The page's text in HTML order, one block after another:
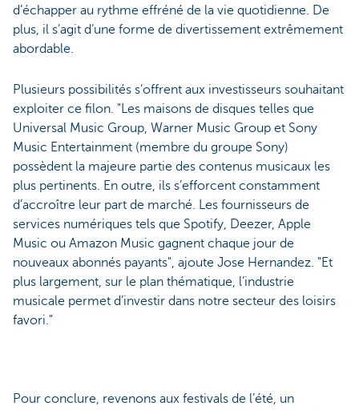
d’échapper au rythme effréné de la vie quotidienne. De
plus, il s’agit d’une forme de divertissement extrêmement
abordable.
Plusieurs possibilités s’offrent aux investisseurs souhaitant
exploiter ce filon. "Les maisons de disques telles que
Universal Music Group, Warner Music Group et Sony
Music Entertainment (membre du groupe Sony)
possèdent la majeure partie des contenus musicaux les
plus pertinents. En outre, ils s’efforcent constamment
d’accroître leur part de marché. Les fournisseurs de
services numériques tels que Spotify, Deezer, Apple
Music ou Amazon Music gagnent chaque jour de
nouveaux abonnés payants", ajoute Jose Hernandez. "Et
plus largement, sur le plan thématique, l’industrie
musicale permet d’investir dans notre secteur des loisirs
favori."
Pour conclure, revenons aux festivals de l’été, un